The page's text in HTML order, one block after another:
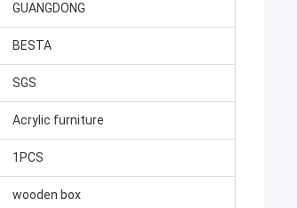
GUANGDONG
BESTA
SGS
Acrylic furniture
1PCS
wooden box